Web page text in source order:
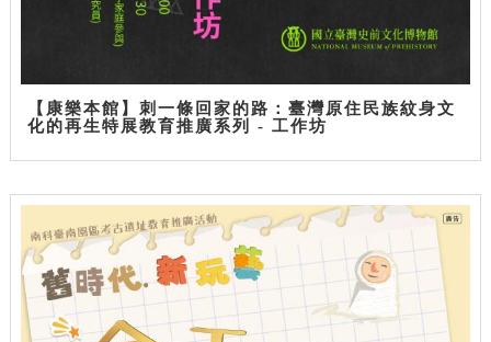
【康樂本館】刺一條回家的路：臺灣原住民族紋身文
化的再生特展教育推廣系列 - 工作坊